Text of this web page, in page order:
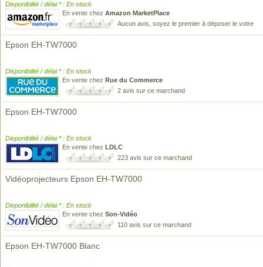
Disponibilité / délai * : En stock
En vente chez Amazon MarketPlace
Aucun avis, soyez le premier à déposer le votre
Epson EH-TW7000
Disponibilité / délai * : En stock
En vente chez Rue du Commerce
2 avis sur ce marchand
Epson EH-TW7000
Disponibilité / délai * : En stock
En vente chez LDLC
223 avis sur ce marchand
Vidéoprojecteurs Epson EH-TW7000
Disponibilité / délai * : En stock
En vente chez Son-Vidéo
110 avis sur ce marchand
Epson EH-TW7000 Blanc